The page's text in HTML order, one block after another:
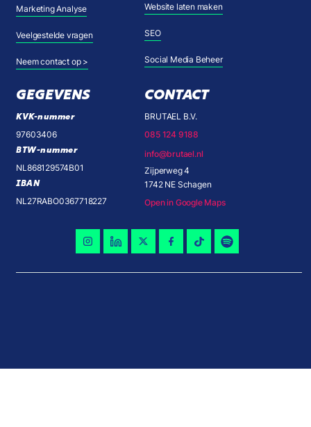
Marketing Analyse
Veelgestelde vragen
Neem contact op >
Website laten maken
SEO
Social Media Beheer
GEGEVENS
KVK-nummer
97603406
BTW-nummer
NL868129574B01
IBAN
NL27RABO0367718227
CONTACT
BRUTAEL B.V.
085 124 9188
info@brutael.nl
Zijperweg 4
1742 NE Schagen
Open in Google Maps